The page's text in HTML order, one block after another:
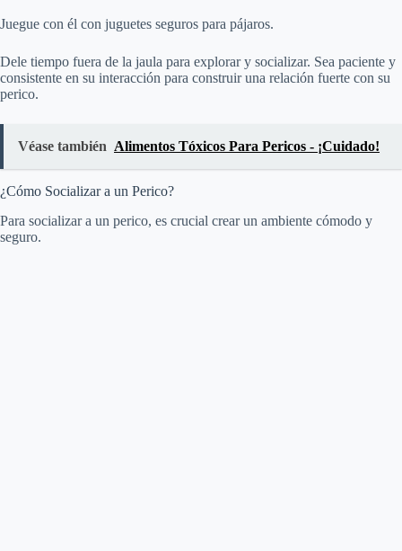
Juegue con él con juguetes seguros para pájaros.
Dele tiempo fuera de la jaula para explorar y socializar. Sea paciente y
consistente en su interacción para construir una relación fuerte con su
perico.
Véase también Alimentos Tóxicos Para Pericos - ¡Cuidado!
¿Cómo Socializar a un Perico?
Para socializar a un perico, es crucial crear un ambiente cómodo y
seguro.